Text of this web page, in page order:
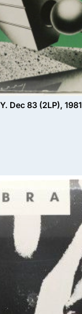
Dec 83 (2LP), 1981